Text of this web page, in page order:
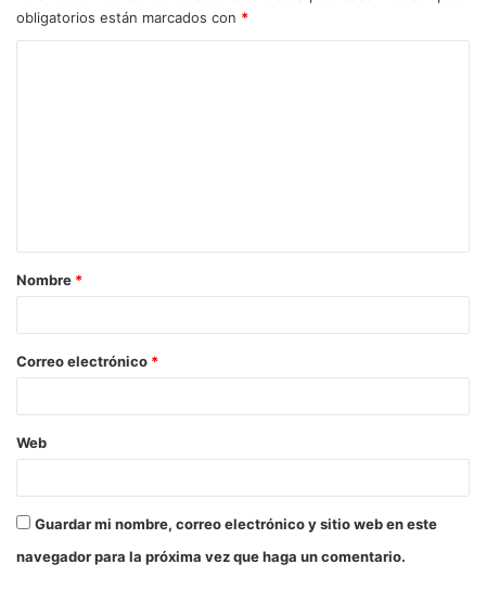
obligatorios están marcados con *
a
r
*
Nombre *
Correo electrónico *
Web
Guardar mi nombre, correo electrónico y sitio web en este
navegador para la próxima vez que haga un comentario.